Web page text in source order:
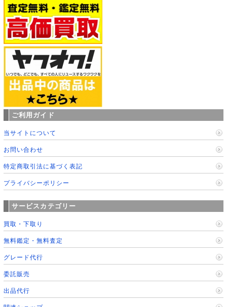
ご利用ガイド
当サイトについて
お問い合わせ
特定商取引法に基づく表記
プライバシーポリシー
サービスカテゴリー
買取・下取り
無料鑑定・無料査定
グレード代行
委託販売
出品代行